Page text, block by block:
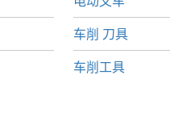
车削 刀具
车削工具